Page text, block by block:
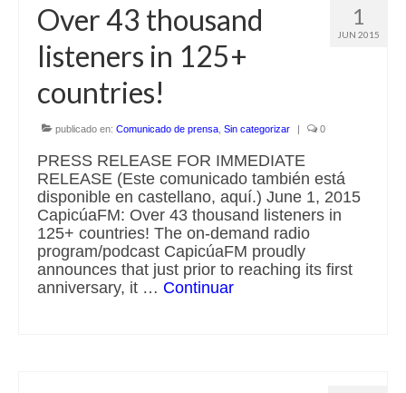
1
JUN 2015
Over 43 thousand
listeners in 125+
countries!
publicado en: Comunicado de prensa Sin categorizar | 0
PRESS RELEASE FOR IMMEDIATE
RELEASE (Este comunicado también está
disponible en castellano, aquí.) June 1, 2015
CapicúaFM: Over 43 thousand listeners in
125+ countries! The on-demand radio
program/podcast CapicúaFM proudly
announces that just prior to reaching its first
anniversary, it … Continuar